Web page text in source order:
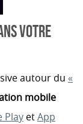
VOTRE
autour du «
mobile
Play etApp